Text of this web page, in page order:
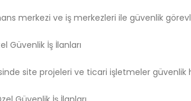
merkezi ve iş merkezleri ile güvenlik
Güvenlik İş İlanları
site projeleri ve ticari işletmeler